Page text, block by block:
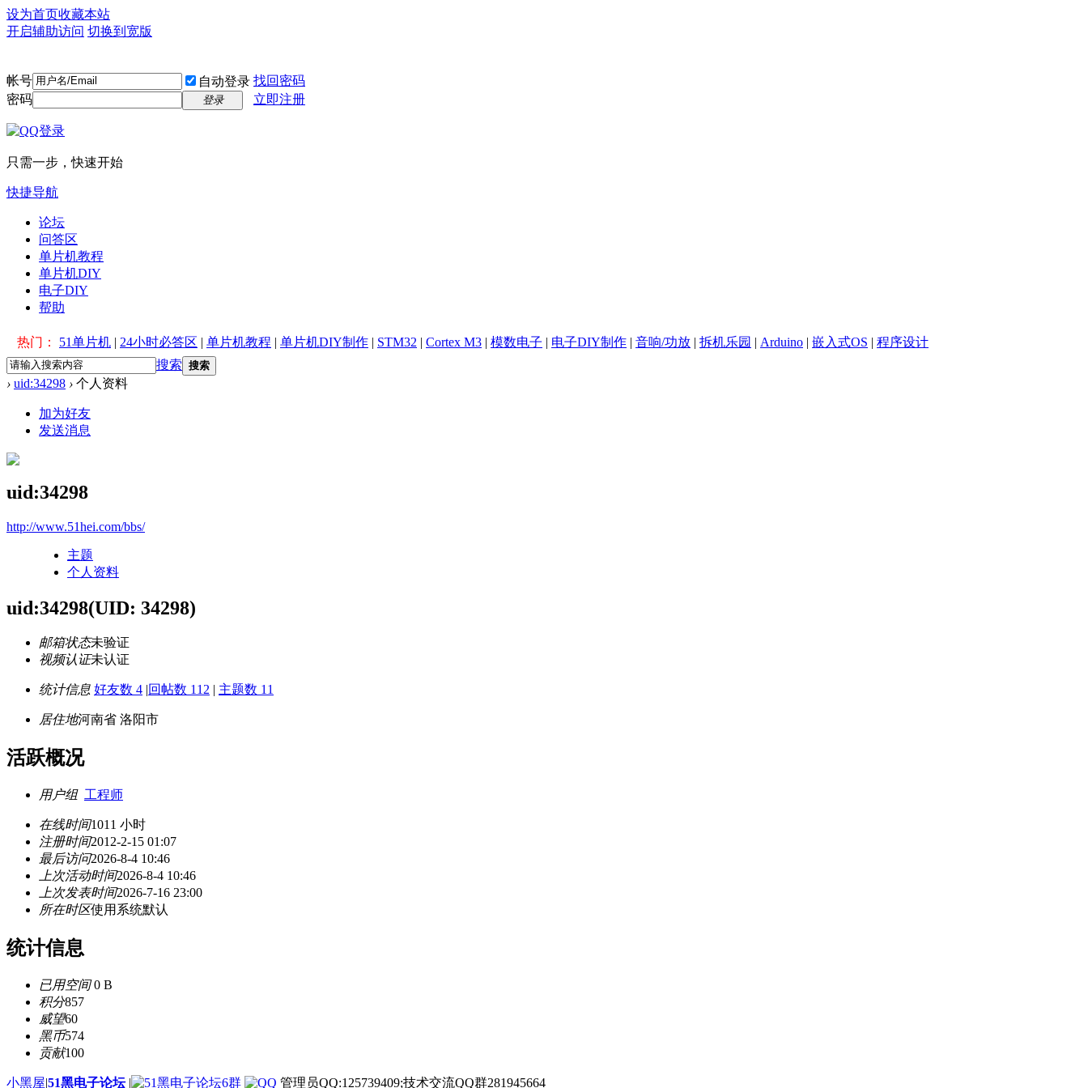
设为首页收藏本站
开启辅助访问 切换到宽版
帐号 自动登录 找回密码
密码
登录 立即注册
只需一步，快速开始
快捷导航
论坛
问答区
单片机教程
单片机DIY
电子DIY
帮助
热门： 51单片机 | 24小时必答区 | 单片机教程 | 单片机DIY制作 | STM32 | Cortex M3 | 模数电子 | 电子DIY制作 | 音响/功放 | 拆机乐园 | Arduino | 嵌入式OS | 程序设计
搜索 搜索
› uid:34298 › 个人资料
加为好友
发送消息
uid:34298
http://www.51hei.com/bbs/
主题
个人资料
uid:34298(UID: 34298)
邮箱状态未验证
视频认证未认证
统计信息 好友数 4 |回帖数 112 | 主题数 11
居住地河南省 洛阳市
活跃概况
用户组 工程师
在线时间1011 小时
注册时间2012-2-15 01:07
最后访问2026-8-4 10:46
上次活动时间2026-8-4 10:46
上次发表时间2026-7-16 23:00
所在时区使用系统默认
统计信息
已用空间0 B
积分857
威望60
黑币574
贡献100
小黑屋|51黑电子论坛 | 管理员QQ:125739409;技术交流QQ群281945664